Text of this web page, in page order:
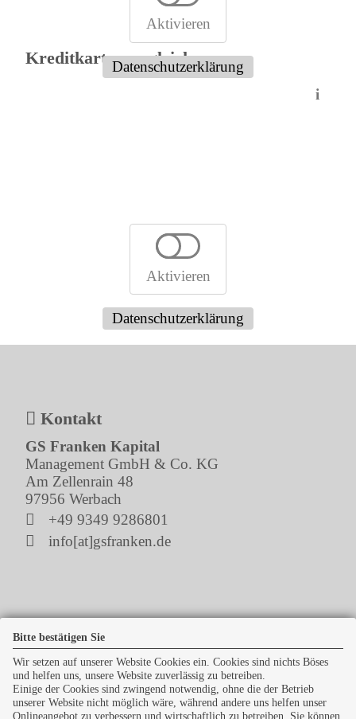
Bitte bestätigen Sie
Wir setzen auf unserer Website Cookies ein. Cookies sind nichts Böses
und helfen uns, unsere Website zuverlässig zu betreiben.
Einige der Cookies sind zwingend notwendig, ohne die der Betrieb
unserer Website nicht möglich wäre, während andere uns helfen unser
Onlineangebot zu verbessern und wirtschaftlich zu betreiben. Sie können
Aktivieren
Datenschutzerklärung
Kreditkartenvergleich:
i
Aktivieren
Datenschutzerklärung
Kontakt
GS Franken Kapital
Management GmbH & Co. KG
Am Zellenrain 48
97956 Werbach
+49 9349 9286801
info[at]gsfranken.de
Newsticker